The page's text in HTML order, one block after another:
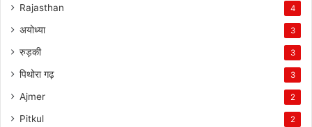
Rajasthan 4
अयोध्या 3
रुड़की 3
पिथोरा गढ़ 3
Ajmer 2
Pitkul 2